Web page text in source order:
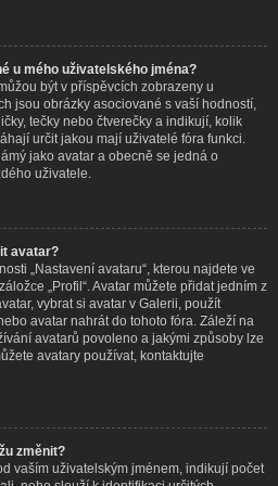
u mého uživatelského jména?
být v příspěvcích zobrazeny u
jsou obrázky asociované s vaší hodností,
tečky nebo čtverečky a indikují, kolik
určit jakou mají uživatelé fóra funkci.
jako avatar a obecně se jedná o
uživatele.
avatar?
„Nastavení avataru“, kterou najdete ve
„Profil“. Avatar můžete přidat jedním z
vybrat si avatar v Galerii, použít
avatar nahrát do tohoto fóra. Záleží na
avatarů povoleno a jakými způsoby lze
avatary používat, kontaktujte
změnit?
vaším uživatelským jménem, indikují počet